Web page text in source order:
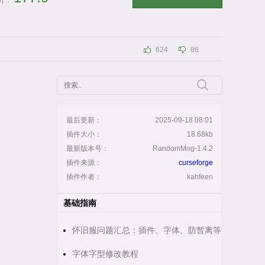
624 86
最后更新：
2025-09-18 08:01
插件大小：
18.68kb
最新版本号：
RandomMog-1.4.2
插件来源：
curseforge
插件作者：
kahfeen
基础指南
怀旧服问题汇总：插件、字体、防暂离等
字体字型修改教程